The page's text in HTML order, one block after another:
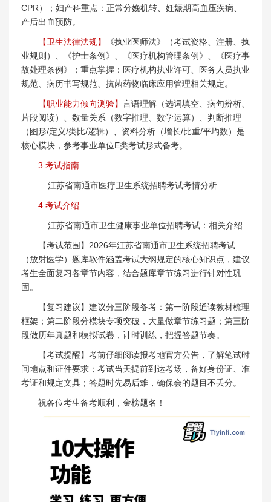
CPR）；妇产科重点：正常分娩机转、妊娠期高血压疾病、
产后出血预防。
【卫生法律法规】
《执业医师法》（考试资格、注册、执
业规则）、《护士条例》、《医疗机构管理条例》、《医疗事
故处理条例》；重点掌握：医疗机构执业许可、医务人员执业
规范、病历书写规范、抗菌药物临床应用管理相关规定。
【职业能力倾向测验】 言语理解（选词填空、病句辨析、
片段阅读）、数量关系（数字推理、数学运算）、判断推理
（图形/定义/类比/逻辑）、资料分析（增长/比重/平均数）是
核心模块，参考事业单位E类考试形式备考。
3.考试指南
江苏省南通市医疗卫生系统招聘考试考情分析
4.考试介绍
江苏省南通市卫生健康事业单位招聘考试：相关介绍
【考试范围】2026年江苏省南通市卫生系统招聘考试
（放射医学）题库软件涵盖考试大纲规定的核心知识点，建议
考生全面复习各章节内容，结合题库章节练习进行针对性巩
固。
【复习建议】建议分三阶段备考：第一阶段通读教材梳理
框架；第二阶段分模块专项突破，大量做章节练习题；第三阶
段做历年真题和模拟试卷，计时训练，把握答题节奏。
【考试提醒】考前仔细阅读报考地官方公告，了解笔试时
间地点和证件要求；考试当天提前到达考场，备好身份证、准
考证和规定文具；答题时先易后难，确保会的题目不丢分。
祝各位考生备考顺利，金榜题名！